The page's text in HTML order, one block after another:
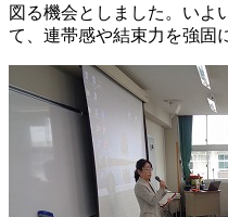
図る機会としました。いよ
て、連帯感や結束力を強固